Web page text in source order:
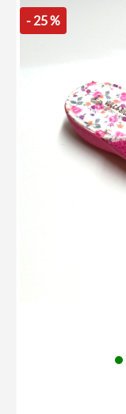
- 25 %